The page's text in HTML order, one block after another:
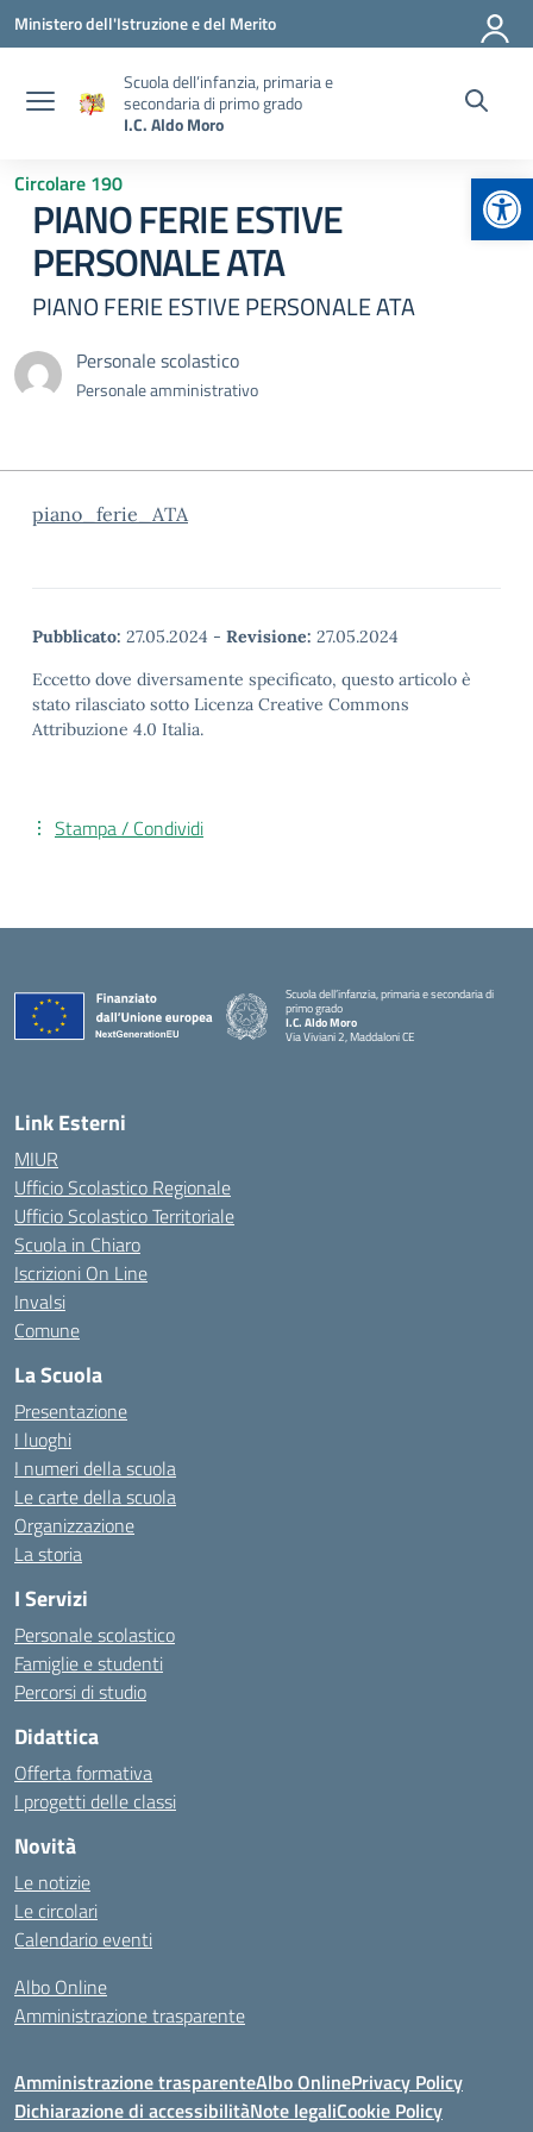
Vai ai contenuti
Vai al menu di navigazione
Vai al footer
Ministero dell'Istruzione e del Merito
Scuola dell’infanzia, primaria e
secondaria di primo grado
I.C. Aldo Moro
Circolare 190
PIANO FERIE ESTIVE
PERSONALE ATA
PIANO FERIE ESTIVE PERSONALE ATA
Personale scolastico
Personale amministrativo
piano_ferie_ATA
Pubblicato: 27.05.2024 - Revisione: 27.05.2024
Eccetto dove diversamente specificato, questo articolo è
stato rilasciato sotto Licenza Creative Commons
Attribuzione 4.0 Italia.
Stampa / Condividi
Scuola dell’infanzia, primaria e secondaria di
primo grado
I.C. Aldo Moro
Via Viviani 2, Maddaloni CE
Link Esterni
MIUR
Ufficio Scolastico Regionale
Ufficio Scolastico Territoriale
Scuola in Chiaro
Iscrizioni On Line
Invalsi
Comune
La Scuola
Presentazione
I luoghi
I numeri della scuola
Le carte della scuola
Organizzazione
La storia
I Servizi
Personale scolastico
Famiglie e studenti
Percorsi di studio
Didattica
Offerta formativa
I progetti delle classi
Novità
Le notizie
Le circolari
Calendario eventi
Albo Online
Amministrazione trasparente
Amministrazione trasparenteAlbo OnlinePrivacy Policy
Dichiarazione di accessibilitàNote legaliCookie Policy